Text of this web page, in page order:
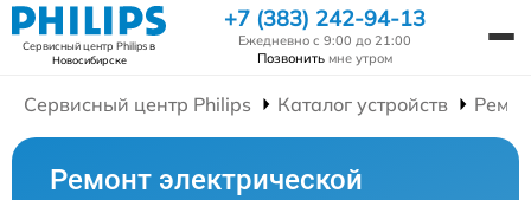
Сервисный центр Philipsв
Новосибирске
+7 (383) 242-94-13
Ежедневно с 9:00 до 21:00
Позвонить мне утром
Сервисный центр Philips Каталог устройств
Ремонт электрической